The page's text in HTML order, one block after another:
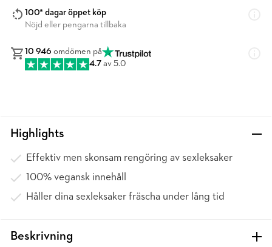
100* dagar öppet köp
Nöjd eller pengarna tillbaka
10 946 omdömen på
4.7 av 5.0
Highlights
Effektiv men skonsam rengöring av sexleksaker
100% vegansk innehåll
Håller dina sexleksaker fräscha under lång tid
Beskrivning